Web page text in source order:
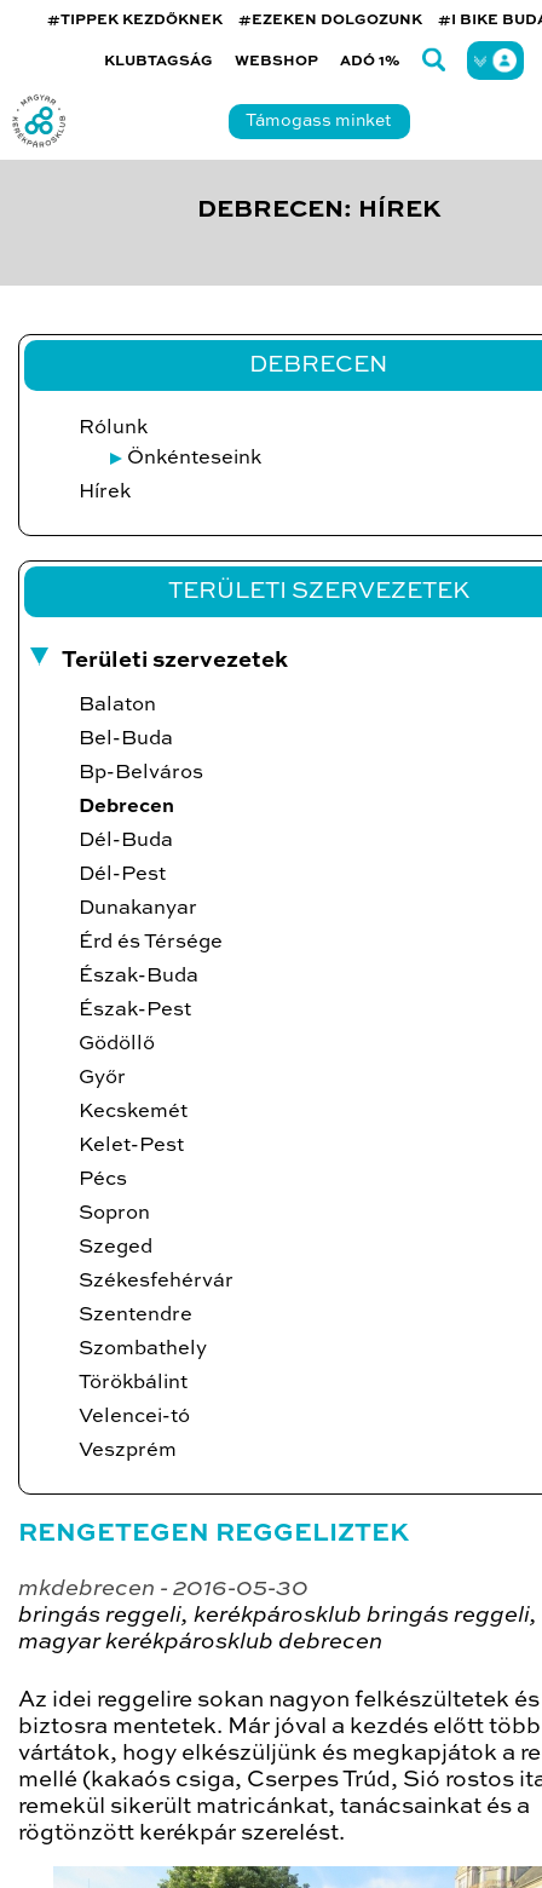
#TIPPEK KEZDŐKNEK #EZEKEN DOLGOZUNK #I BIKE
KLUBTAGSÁG WEBSHOP ADÓ 1%
Támogass minket
DEBRECEN: HÍREK
DEBRECEN
Rólunk
Önkénteseink
Hírek
TERÜLETI SZERVEZETEK
Területi szervezetek
Balaton
Bel-Buda
Bp-Belváros
Debrecen
Dél-Buda
Dél-Pest
Dunakanyar
Érd és Térsége
Észak-Buda
Észak-Pest
Gödöllő
Győr
Kecskemét
Kelet-Pest
Pécs
Sopron
Szeged
Székesfehérvár
Szentendre
Szombathely
Törökbálint
Velencei-tó
Veszprém
RENGETEGEN REGGELIZTEK
mkdebrecen - 2016-05-30
bringás reggeli, kerékpárosklub bringás reggeli,
magyar kerékpárosklub debrecen
Az idei reggelire sokan nagyon felkészültetek és
biztosra mentetek. Már jóval a kezdés előtt
vártátok, hogy elkészüljünk és megkapjátok a
mellé (kakaós csiga, Cserpes Trúd, Sió rostos
remekül sikerült matricánkat, tanácsainkat és a
rögtönzött kerékpár szerelést.